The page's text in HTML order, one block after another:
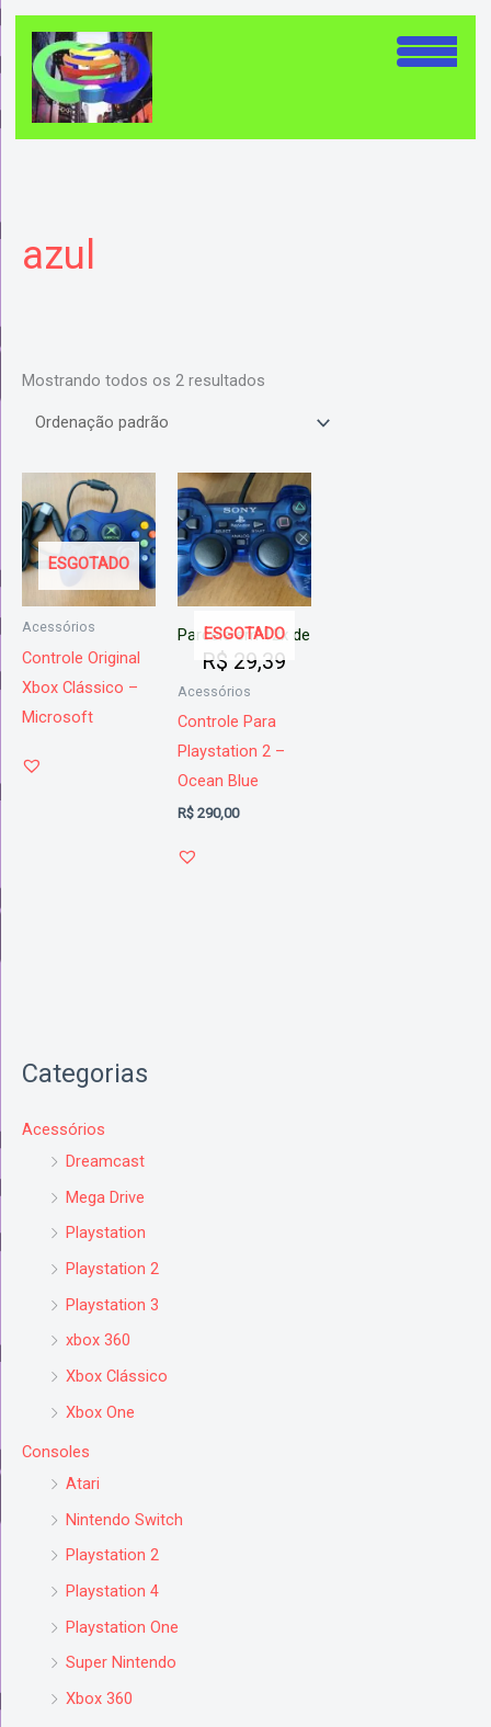
Ir
o
conteúdo
Categorias
Acessórios
Dreamcast
Mega Drive
Playstation
Playstation 2
Playstation 3
xbox 360
Xbox Clássico
Xbox One
Consoles
Atari
Nintendo Switch
Playstation 2
Playstation 4
Playstation One
Super Nintendo
Xbox 360
azul
Mostrando todos os 2 resultados
ESGOTADO
Acessórios
Controle Original
Xbox Clássico –
Microsoft
ESGOTADO
Parcele em 12x de
R$ 29,39
Acessórios
Controle Para
Playstation 2 –
Ocean Blue
R$290,00